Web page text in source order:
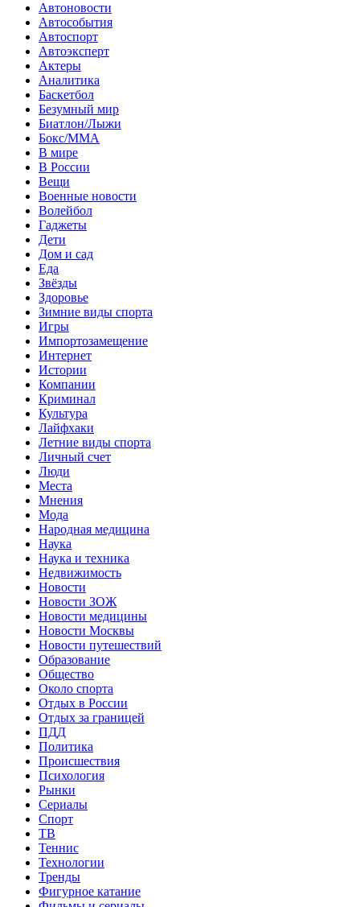
Автоновости
Автособытия
Автоспорт
Автоэксперт
Актеры
Аналитика
Баскетбол
Безумный мир
Биатлон/Лыжи
Бокс/MMA
В мире
В России
Вещи
Военные новости
Волейбол
Гаджеты
Дети
Дом и сад
Еда
Звёзды
Здоровье
Зимние виды спорта
Игры
Импортозамещение
Интернет
Истории
Компании
Криминал
Культура
Лайфхаки
Летние виды спорта
Личный счет
Люди
Места
Мнения
Мода
Народная медицина
Наука
Наука и техника
Недвижимость
Новости
Новости ЗОЖ
Новости медицины
Новости Москвы
Новости путешествий
Образование
Общество
Около спорта
Отдых в России
Отдых за границей
ПДД
Политика
Происшествия
Психология
Рынки
Сериалы
Спорт
ТВ
Теннис
Технологии
Тренды
Фигурное катание